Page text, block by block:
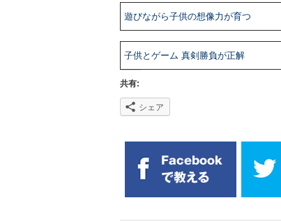
遊びながら子供の想像力が育つ
子供とゲーム 真剣勝負が正解
共有:
シェア